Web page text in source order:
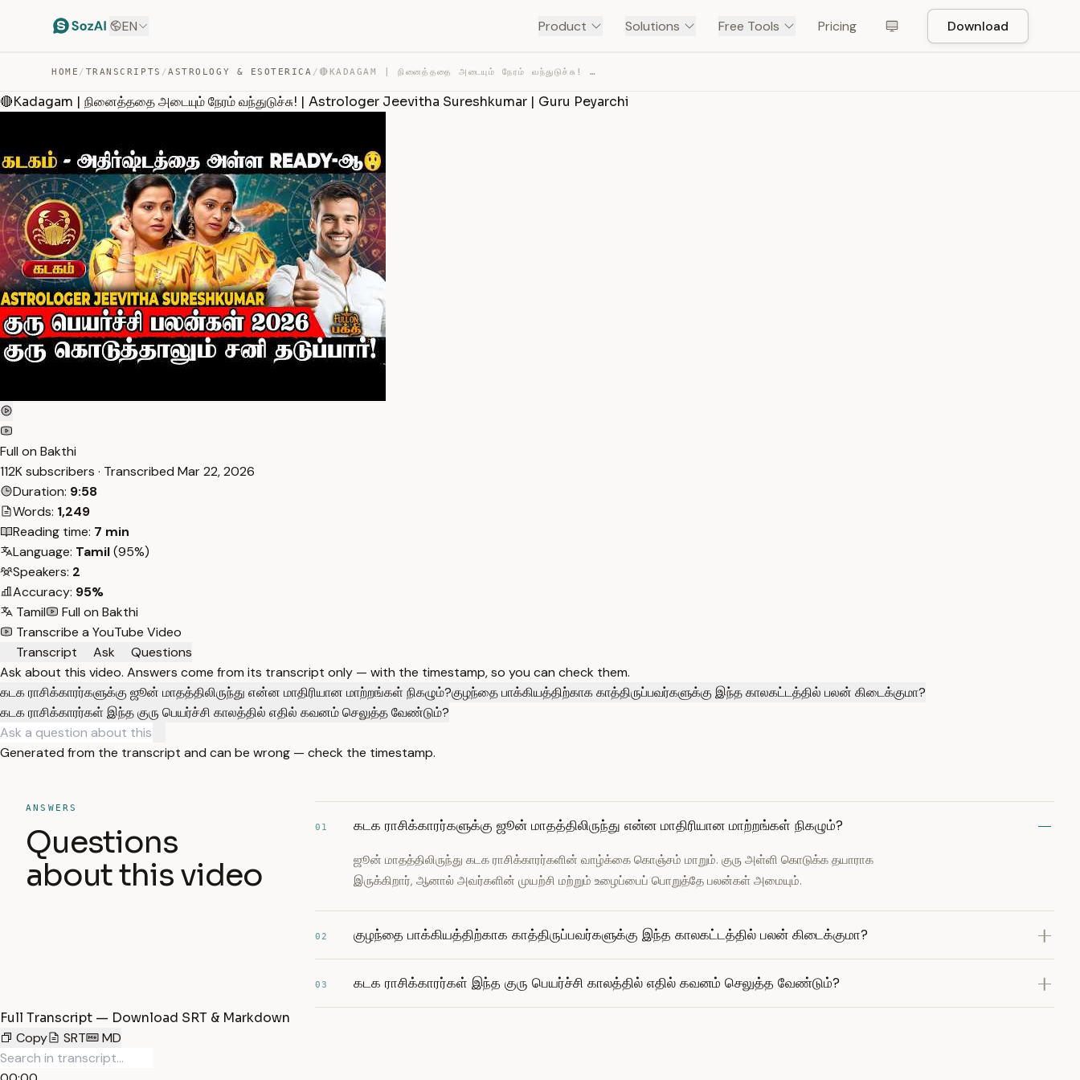
EN Product Solutions Free Tools Pricing Download
HOME / TRANSCRIPTS /ASTROLOGY & ESOTERICA / 🔴KADAGAM | நினைத்ததை அடையும் நேரம் வந்துடுச்சு! | ASTRO… — TRANSCRIPT
🔴Kadagam | நினைத்ததை அடையும் நேரம் வந்துடுச்சு! | Astrologer Jeevitha Sureshkumar | Guru Peyarchi
Full on Bakthi
112K subscribers · Transcribed Mar 22, 2026
Duration: 9:58
Words: 1,249
Reading time: 7 min
Language: Tamil(95%)
Speakers: 2
Accuracy: 95%
Tamil
Full on Bakthi
Transcribe a YouTube Video
Transcript
Ask
Questions
Ask about this video. Answers come from its transcript only — with the timestamp, so you can check them.
கடக ராசிக்காரர்களுக்கு ஜூன் மாதத்திலிருந்து என்ன மாதிரியான மாற்றங்கள் நிகழும்?குழந்தை பாக்கியத்திற்காக காத்திருப்பவர்களுக்கு இந்த காலகட்டத்தில் பலன் கிடைக்குமா?
கடக ராசிக்காரர்கள் இந்த குரு பெயர்ச்சி காலத்தில் எதில் கவனம் செலுத்த வேண்டும்?
Generated from the transcript and can be wrong — check the timestamp.
ANSWERS
Questions
about this video
01 கடக ராசிக்காரர்களுக்கு ஜூன் மாதத்திலிருந்து என்ன மாதிரியான மாற்றங்கள் நிகழும்?
ஜூன் மாதத்திலிருந்து கடக ராசிக்காரர்களின் வாழ்க்கை கொஞ்சம் மாறும். குரு அள்ளி கொடுக்க தயாராக
இருக்கிறார், ஆனால் அவர்களின் முயற்சி மற்றும் உழைப்பைப் பொறுத்தே பலன்கள் அமையும்.
02 குழந்தை பாக்கியத்திற்காக காத்திருப்பவர்களுக்கு இந்த காலகட்டத்தில் பலன் கிடைக்குமா?
03 கடக ராசிக்காரர்கள் இந்த குரு பெயர்ச்சி காலத்தில் எதில் கவனம் செலுத்த வேண்டும்?
Full Transcript — Download SRT & Markdown
Copy
SRT MD